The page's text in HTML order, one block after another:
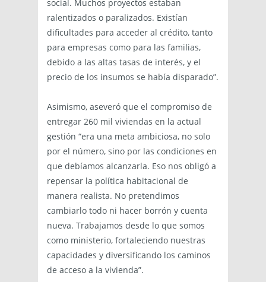
social. Muchos proyectos estaban
ralentizados o paralizados. Existían
dificultades para acceder al crédito, tanto
para empresas como para las familias,
debido a las altas tasas de interés, y el
precio de los insumos se había disparado”.
Asimismo, aseveró que el compromiso de
entregar 260 mil viviendas en la actual
gestión “era una meta ambiciosa, no solo
por el número, sino por las condiciones en
que debíamos alcanzarla. Eso nos obligó a
repensar la política habitacional de
manera realista. No pretendimos
cambiarlo todo ni hacer borrón y cuenta
nueva. Trabajamos desde lo que somos
como ministerio, fortaleciendo nuestras
capacidades y diversificando los caminos
de acceso a la vivienda”.